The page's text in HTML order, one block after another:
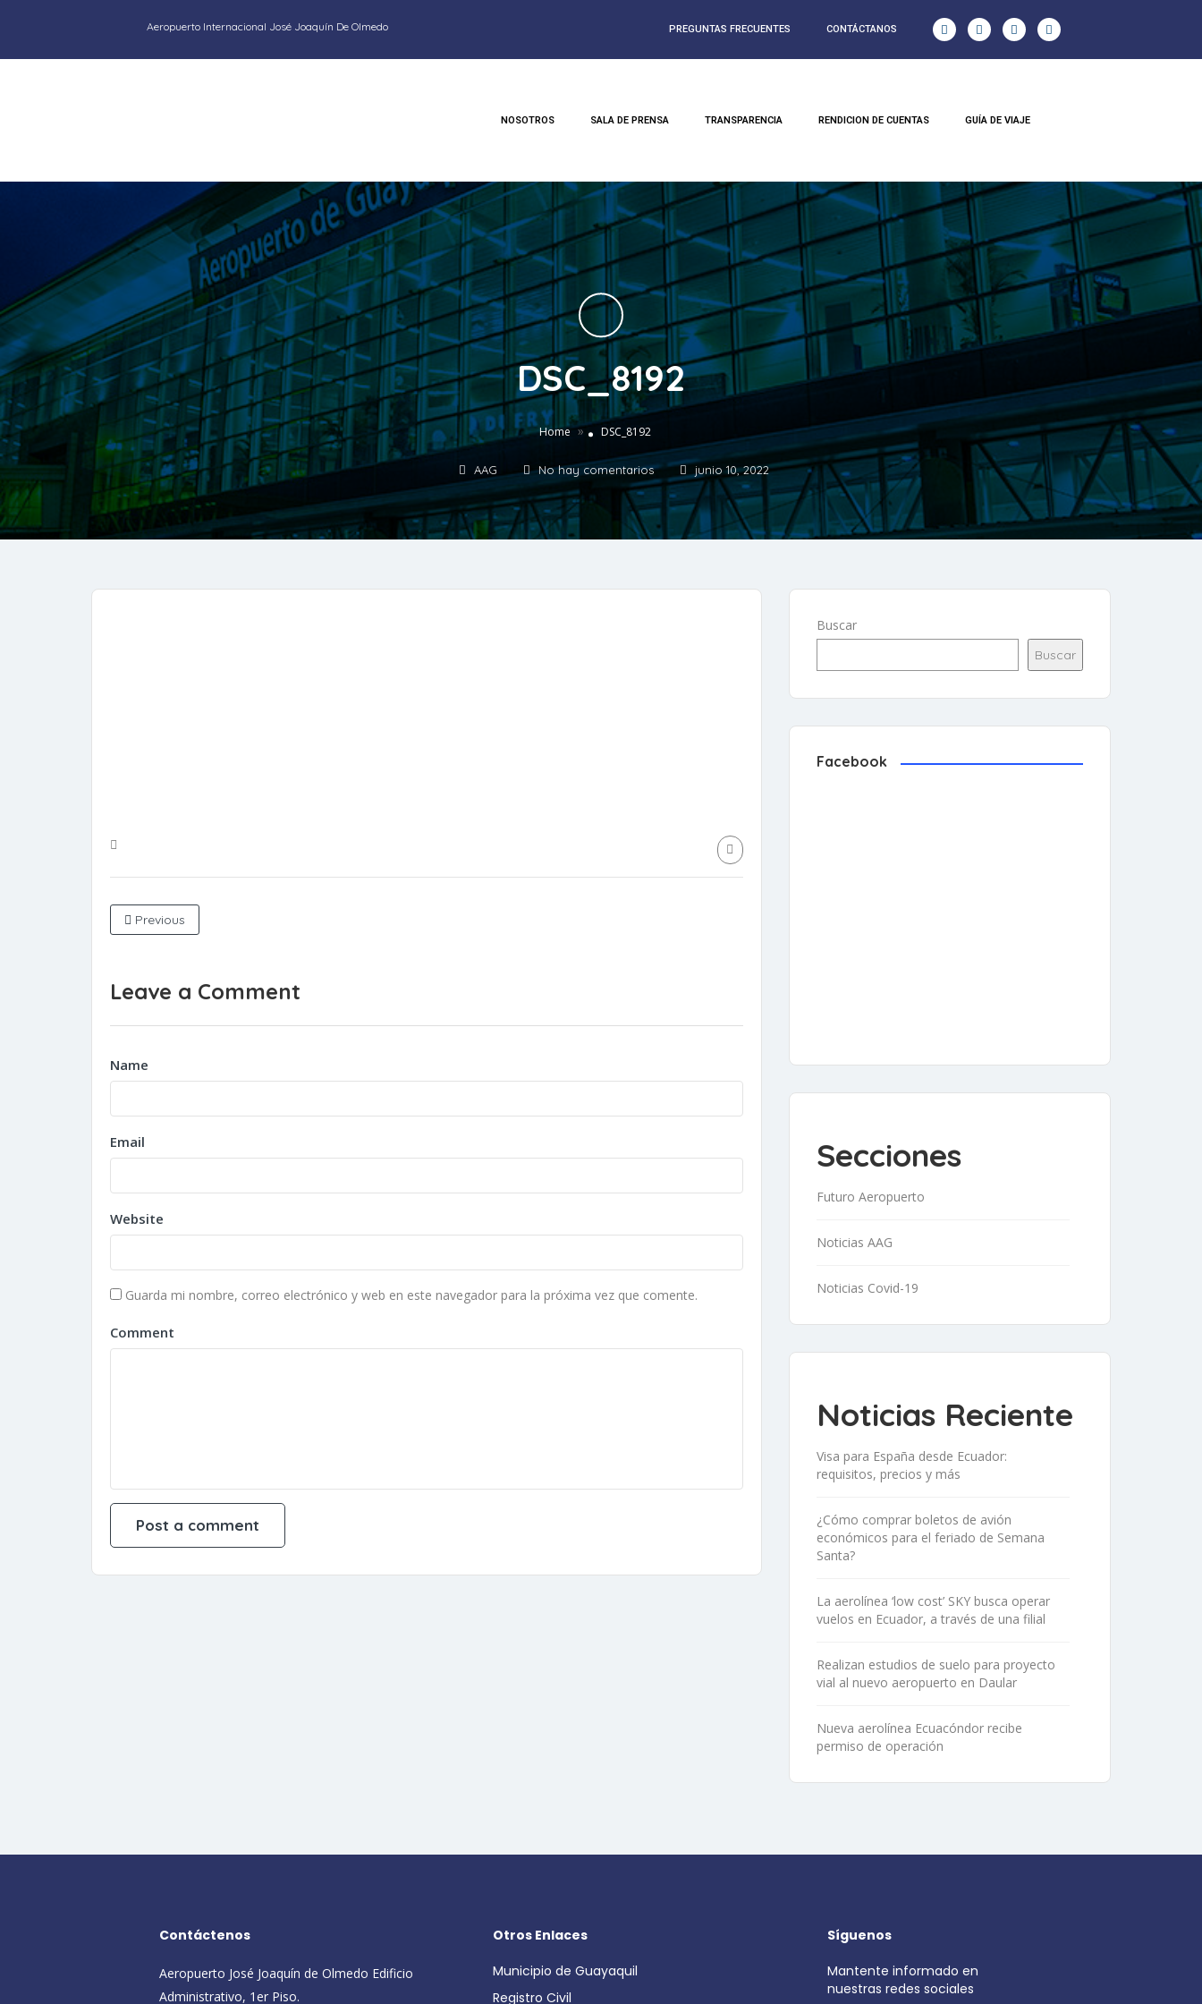
Aeropuerto Internacional José Joaquín De Olmedo PREGUNTAS FRECUENTES CONTÁCTANOS
NOSOTROS SALA DE PRENSA TRANSPARENCIA RENDICION DE CUENTAS GUÍA DE VIAJE
DSC_8192
Home » DSC_8192
AAG No hay comentarios junio 10, 2022
Previous
Leave a Comment
Name
Email
Website
Guarda mi nombre, correo electrónico y web en este navegador para la próxima vez que comente.
Comment
Buscar
Buscar
Facebook
Secciones
Futuro Aeropuerto
Noticias AAG
Noticias Covid-19
Noticias Reciente
Visa para España desde Ecuador:
requisitos, precios y más
¿Cómo comprar boletos de avión
económicos para el feriado de Semana
Santa?
La aerolínea ‘low cost’ SKY busca operar
vuelos en Ecuador, a través de una filial
Realizan estudios de suelo para proyecto
vial al nuevo aeropuerto en Daular
Nueva aerolínea Ecuacóndor recibe
permiso de operación
Contáctenos
Aeropuerto José Joaquín de Olmedo Edificio
Administrativo, 1er Piso.
Otros Enlaces
Municipio de Guayaquil
Registro Civil
Síguenos
Mantente informado en
nuestras redes sociales